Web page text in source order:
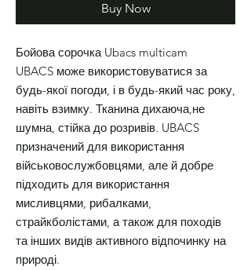
Buy Now
Бойова сорочка Ubacs multicam
UBACS може використовуватися за
будь-якої погоди, і в будь-який час року,
навіть взимку. Тканина дихаюча,не
шумна, стійка до розривів. UBACS
призначений для використання
військовослужбовцями, але й добре
підходить для використання
мисливцями, рибалками,
страйкболістами, а також для походів
та інших видів активного відпочинку на
природі.